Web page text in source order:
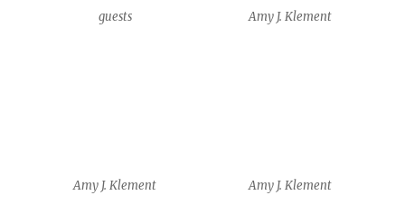
guests Amy J. Klement
Yam Shalev
Siobhan Leddy + Benjamin